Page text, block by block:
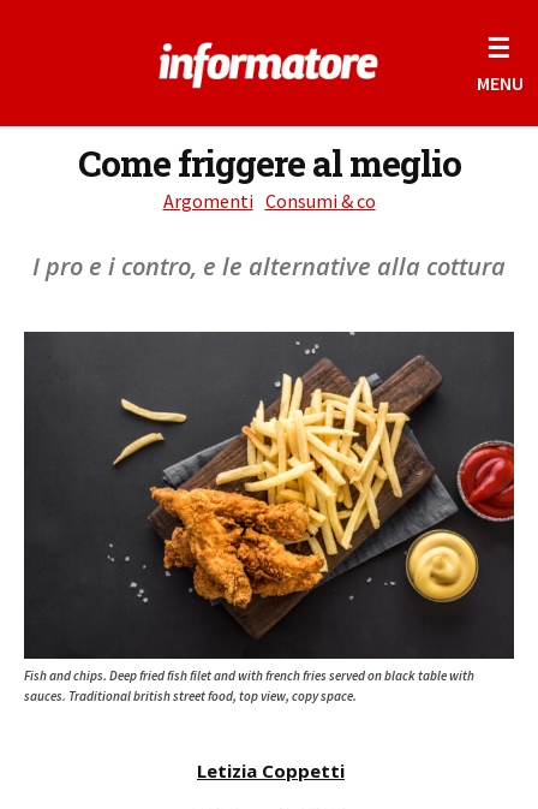
☰
MENU
Come friggere al meglio
Argomenti Consumi & co
I pro e i contro, e le alternative alla cottura
Fish and chips. Deep fried fish filet and with french fries served on black table with
sauces. Traditional british street food, top view, copy space.
Letizia Coppetti